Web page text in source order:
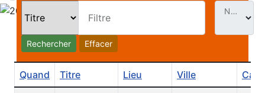
Filtre
Rechercher Effacer
Nb. Évt par page
Quand Titre Lieu Ville